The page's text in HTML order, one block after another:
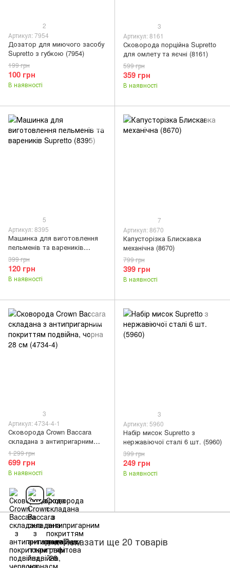
2
Артикул: 7954
Дозатор для миючого засобу
Supretto з губкою (7954)
100 грн
199 грн
В наявності
3
Артикул: 8161
Сковорода порційна Supretto
для омлету та яєчні (8161)
359 грн
599 грн
В наявності
5
Артикул: 8395
Машинка для виготовлення
пельменів та вареників
Supretto (8395)
120 грн
399 грн
В наявності
7
Артикул: 8670
Капусторізка Блискавка
механічна (8670)
399 грн
799 грн
В наявності
3
Артикул: 4734-4-1
Сковорода Crown Baccara
складана з антипригарним
покриттям подвійна, чорна 28
см (4734-4)
699 грн
1 299 грн
В наявності
3
Артикул: 5960
Набір мисок Supretto з
нержавіючої сталі 6 шт. (5960)
249 грн
399 грн
В наявності
Показати ще 20 товарів